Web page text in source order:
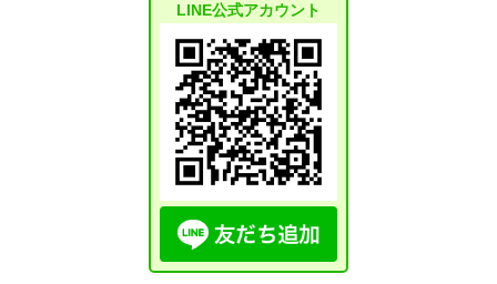
LINE公式アカウント